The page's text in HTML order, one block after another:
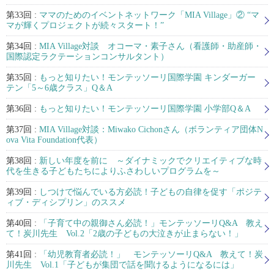
第33回 : ママのためのイベントネットワーク「MIA Village」② “マ
マが輝くプロジェクトが続々スタート！”
第34回 : MIA Village対談 オコーマ・素子さん（看護師・助産師・
国際認定ラクテーションコンサルタント）
第35回 : もっと知りたい！モンテッソーリ国際学園 キンダーガー
テン「5～6歳クラス」Q＆A
第36回 : もっと知りたい！モンテッソーリ国際学園 小学部Q＆A
第37回 : MIA Village対談：Miwako Cichonさん（ボランティア団体N
ova Vita Foundation代表）
第38回 : 新しい年度を前に ～ダイナミックでクリエイティブな時
代を生きる子どもたちによりふさわしいプログラムを～
第39回 : しつけで悩んでいる方必読！子どもの自律を促す「ポジテ
ィブ・ディシプリン」のススメ
第40回 :
「子育て中の親御さん必読！」モンテッソーリQ&A 教え
て！炭川先生 Vol.2「2歳の子どもの大泣きが止まらない！」
第41回 :
「幼児教育者必読！」 モンテッソーリQ&A 教えて！炭
川先生 Vol.1「子どもが集団で話を聞けるようになるには」